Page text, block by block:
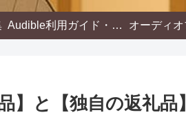
Audible利用ガイド・活用術
と【独自の返礼品】